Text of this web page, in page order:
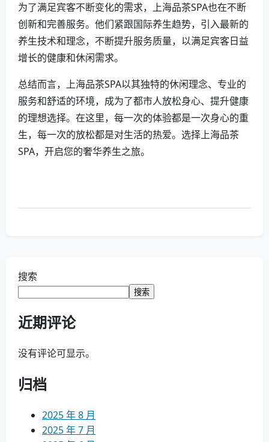
为了满足宾客不断变化的需求，上海品茶SPA也在不断
创新和完善服务。他们紧跟国际养生趋势，引入最新的
养生技术和理念，不断提升服务质量，以满足宾客日益
增长的健康和休闲需求。
总结而言，上海品茶SPA以其独特的休闲理念、专业的
服务和舒适的环境，成为了都市人放松身心、提升健康
的理想选择。在这里，每一次的体验都是一次身心的重
生，每一次的放松都是对生活的热爱。选择上海品茶
SPA，开启您的奢华养生之旅。
搜索
搜索
近期评论
没有评论可显示。
归档
2025 年 8 月
2025 年 7 月